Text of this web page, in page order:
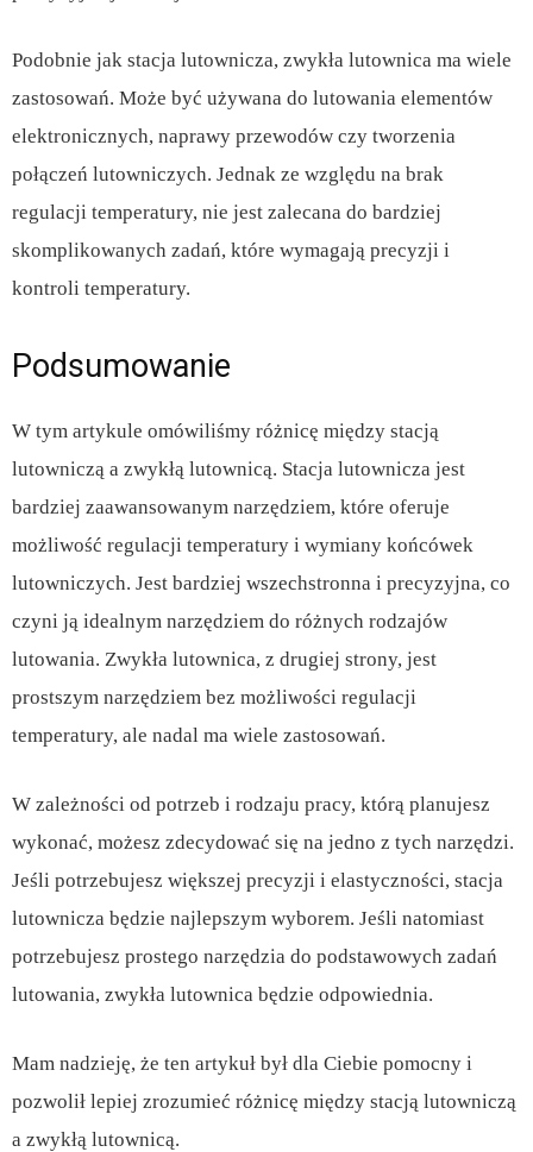
Podobnie jak stacja lutownicza, zwykła lutownica ma wiele
zastosowań. Może być używana do lutowania elementów
elektronicznych, naprawy przewodów czy tworzenia
połączeń lutowniczych. Jednak ze względu na brak
regulacji temperatury, nie jest zalecana do bardziej
skomplikowanych zadań, które wymagają precyzji i
kontroli temperatury.
Podsumowanie
W tym artykule omówiliśmy różnicę między stacją
lutowniczą a zwykłą lutownicą. Stacja lutownicza jest
bardziej zaawansowanym narzędziem, które oferuje
możliwość regulacji temperatury i wymiany końcówek
lutowniczych. Jest bardziej wszechstronna i precyzyjna, co
czyni ją idealnym narzędziem do różnych rodzajów
lutowania. Zwykła lutownica, z drugiej strony, jest
prostszym narzędziem bez możliwości regulacji
temperatury, ale nadal ma wiele zastosowań.
W zależności od potrzeb i rodzaju pracy, którą planujesz
wykonać, możesz zdecydować się na jedno z tych narzędzi.
Jeśli potrzebujesz większej precyzji i elastyczności, stacja
lutownicza będzie najlepszym wyborem. Jeśli natomiast
potrzebujesz prostego narzędzia do podstawowych zadań
lutowania, zwykła lutownica będzie odpowiednia.
Mam nadzieję, że ten artykuł był dla Ciebie pomocny i
pozwolił lepiej zrozumieć różnicę między stacją lutowniczą
a zwykłą lutownicą.